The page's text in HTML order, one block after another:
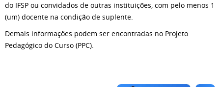
do IFSP ou convidados de outras instituições, com pelo menos 1
(um) docente na condição de suplente.
Demais informações podem ser encontradas no Projeto
Pedagógico do Curso (PPC).